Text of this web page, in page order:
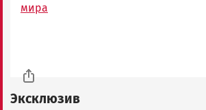
мира
Эксклюзив